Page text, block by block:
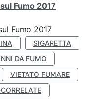
Fumo 2017
Fumo 2017
SIGARETTA
DA FUMO
VIETATO FUMARE